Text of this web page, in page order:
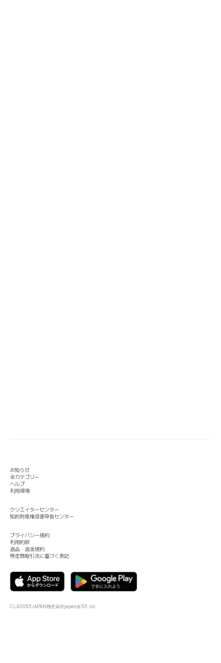
お知らせ
全カテゴリー
ヘルプ
利用環境
クリエイターセンター
知的財産権侵害申告センター
プライバシー規約
利用約款
返品・返金規約
特定商取引法に基づく表記
CLASS101JAPAN株式会社japan@101.inc